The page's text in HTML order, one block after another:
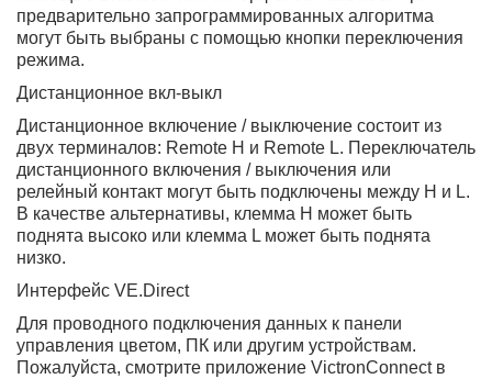
предварительно запрограммированных алгоритма
могут быть выбраны с помощью кнопки переключения
режима.
Дистанционное вкл-выкл
Дистанционное включение / выключение состоит из
двух терминалов: Remote H и Remote L. Переключатель
дистанционного включения / выключения или
релейный контакт могут быть подключены между H и L.
В качестве альтернативы, клемма H может быть
поднята высоко или клемма L может быть поднята
низко.
Интерфейс VE.Direct
Для проводного подключения данных к панели
управления цветом, ПК или другим устройствам.
Пожалуйста, смотрите приложение VictronConnect в